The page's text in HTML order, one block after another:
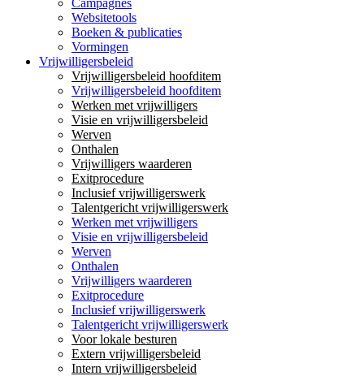
Campagnes
Websitetools
Boeken & publicaties
Vormingen
Vrijwilligersbeleid
Vrijwilligersbeleid hoofditem
Vrijwilligersbeleid hoofditem
Werken met vrijwilligers
Visie en vrijwilligersbeleid
Werven
Onthalen
Vrijwilligers waarderen
Exitprocedure
Inclusief vrijwilligerswerk
Talentgericht vrijwilligerswerk
Werken met vrijwilligers
Visie en vrijwilligersbeleid
Werven
Onthalen
Vrijwilligers waarderen
Exitprocedure
Inclusief vrijwilligerswerk
Talentgericht vrijwilligerswerk
Voor lokale besturen
Extern vrijwilligersbeleid
Intern vrijwilligersbeleid